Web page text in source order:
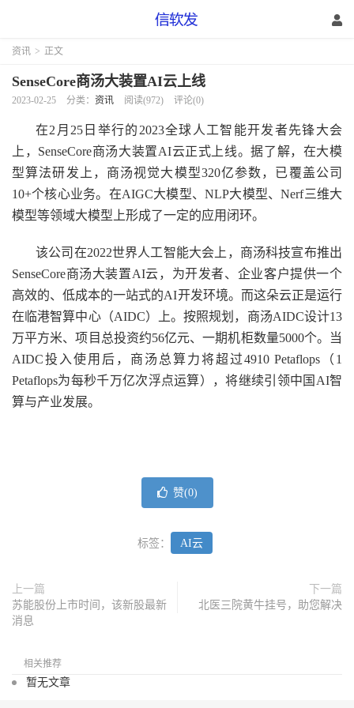
资讯 > 正文
SenseCore商汤大装置AI云上线
2023-02-25 分类： 资讯 阅读(972) 评论(0)
在2月25日举行的2023全球人工智能开发者先锋大会
上，SenseCore商汤大装置AI云正式上线。据了解，在大模
型算法研发上，商汤视觉大模型320亿参数，已覆盖公司
10+个核心业务。在AIGC大模型、NLP大模型、Nerf三维大
模型等领域大模型上形成了一定的应用闭环。
该公司在2022世界人工智能大会上，商汤科技宣布推出
SenseCore商汤大装置AI云，为开发者、企业客户提供一个
高效的、低成本的一站式的AI开发环境。而这朵云正是运行
在临港智算中心（AIDC）上。按照规划，商汤AIDC设计13
万平方米、项目总投资约56亿元、一期机柜数量5000个。当
AIDC投入使用后，商汤总算力将超过4910 Petaflops（1
Petaflops为每秒千万亿次浮点运算），将继续引领中国AI智
算与产业发展。
赞(0)
标签： AI云
上一篇
苏能股份上市时间，该新股最新
消息
下一篇
北医三院黄牛挂号，助您解决
相关推荐
暂无文章